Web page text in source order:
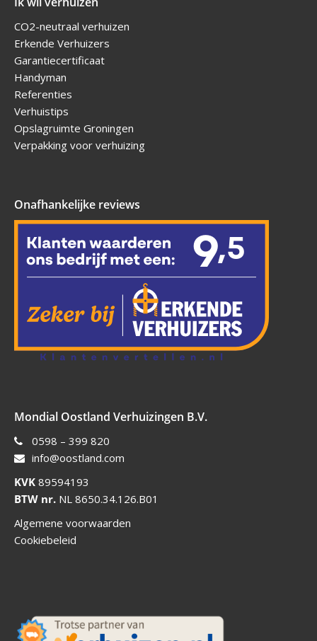
CO2-neutraal verhuizen
Erkende Verhuizers
Garantiecertificaat
Handyman
Referenties
Verhuistips
Opslagruimte Groningen
Verpakking voor verhuizing
Onafhankelijke reviews
Mondial Oostland Verhuizingen B.V.
0598 – 399 820
info@oostland.com
KVK 89594193
BTW nr. NL 8650.34.126.B01
Algemene voorwaarden
Cookiebeleid